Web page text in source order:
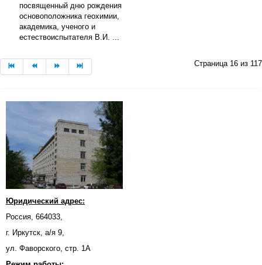
посвященный дню рождения
основоположника геохимии,
академика, ученого и
естествоиспытателя В.И. ...
Страница 16 из 117
Юридический адрес:
Россия, 664033,
г. Иркутск, а/я 9,
ул. Фаворского, стр. 1А